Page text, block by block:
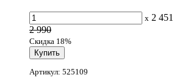
x 2 451
2 990
Скидка 18%
Артикул: 525109